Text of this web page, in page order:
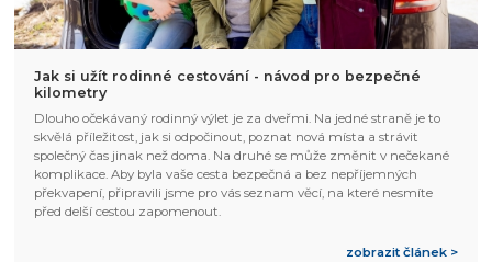
Jak si užít rodinné cestování - návod pro bezpečné
kilometry
Dlouho očekávaný rodinný výlet je za dveřmi. Na jedné straně je to
skvělá příležitost, jak si odpočinout, poznat nová místa a strávit
společný čas jinak než doma. Na druhé se může změnit v nečekané
komplikace. Aby byla vaše cesta bezpečná a bez nepříjemných
překvapení, připravili jsme pro vás seznam věcí, na které nesmíte
před delší cestou zapomenout.
zobrazit článek >